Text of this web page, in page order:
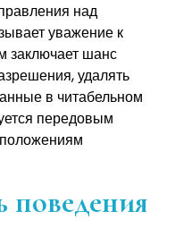
над
уважение к
заключает шанс
удалять
в читабельном
передовым
поведения